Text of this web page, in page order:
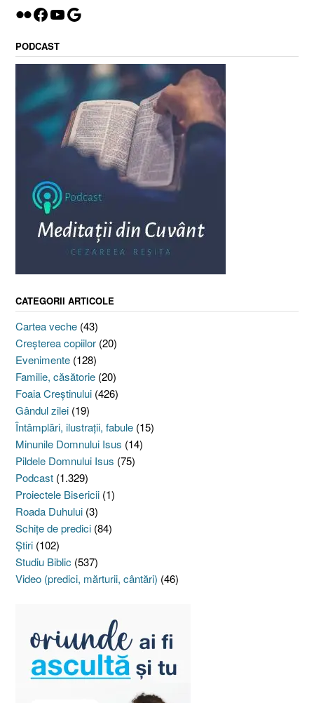
Flickr
Facebook
YouTube
Google
PODCAST
CATEGORII ARTICOLE
Cartea veche (43)
Creşterea copiilor (20)
Evenimente (128)
Familie, căsătorie (20)
Foaia Creştinului (426)
Gândul zilei (19)
Întâmplări, ilustraţii, fabule (15)
Minunile Domnului Isus (14)
Pildele Domnului Isus (75)
Podcast (1.329)
Proiectele Bisericii (1)
Roada Duhului (3)
Schiţe de predici (84)
Ştiri (102)
Studiu Biblic (537)
Video (predici, mărturii, cântări) (46)